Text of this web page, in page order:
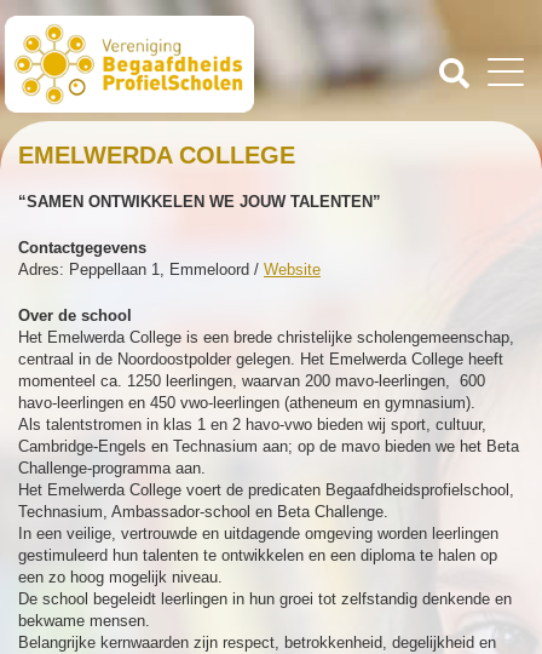
EMELWERDA COLLEGE
“SAMEN ONTWIKKELEN WE JOUW TALENTEN”
Contactgegevens
Adres: Peppellaan 1, Emmeloord / Website
Over de school
Het Emelwerda College is een brede christelijke scholengemeenschap,
centraal in de Noordoostpolder gelegen. Het Emelwerda College heeft
momenteel ca. 1250 leerlingen, waarvan 200 mavo-leerlingen, 600
havo-leerlingen en 450 vwo-leerlingen (atheneum en gymnasium).
Als talentstromen in klas 1 en 2 havo-vwo bieden wij sport, cultuur,
Cambridge-Engels en Technasium aan; op de mavo bieden we het Beta
Challenge-programma aan.
Het Emelwerda College voert de predicaten Begaafdheidsprofielschool,
Technasium, Ambassador-school en Beta Challenge.
In een veilige, vertrouwde en uitdagende omgeving worden leerlingen
gestimuleerd hun talenten te ontwikkelen en een diploma te halen op
een zo hoog mogelijk niveau.
De school begeleidt leerlingen in hun groei tot zelfstandig denkende en
bekwame mensen.
Belangrijke kernwaarden zijn respect, betrokkenheid, degelijkheid en